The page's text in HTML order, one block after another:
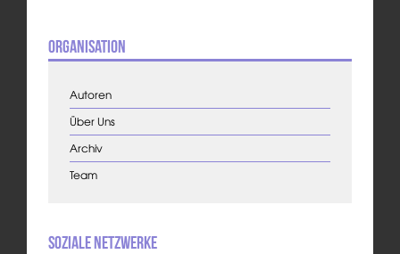
Organisation
Autoren
Über Uns
Archiv
Team
Soziale Netzwerke